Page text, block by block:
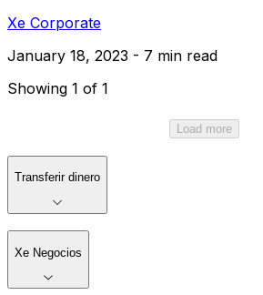
Xe Corporate
January 18, 2023 - 7 min read
Showing 1 of 1
Load more
Transferir dinero
Xe Negocios